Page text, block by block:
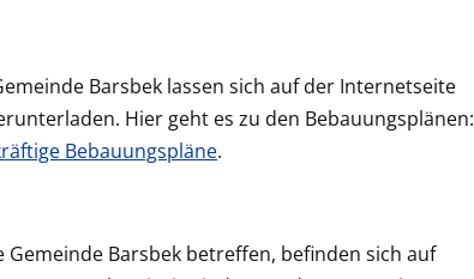
Barsbek lassen sich auf der Internetseite
Hier geht es zu den Bebauungsplänen:
Bebauungspläne.
Gemeinde Barsbek betreffen, befinden sich auf